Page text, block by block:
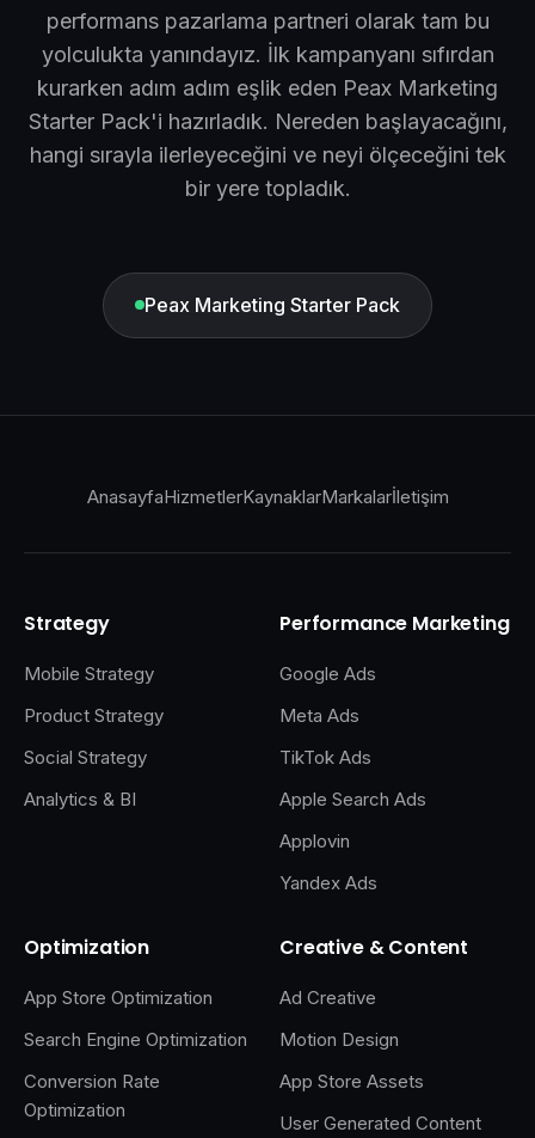
performans pazarlama partneri olarak tam bu
yolculukta yanındayız. İlk kampanyanı sıfırdan
kurarken adım adım eşlik eden Peax Marketing
Starter Pack'i hazırladık. Nereden başlayacağını,
hangi sırayla ilerleyeceğini ve neyi ölçeceğini tek
bir yere topladık.
Peax Marketing Starter Pack
AnasayfaHizmetlerKaynaklarMarkalarİletişim
Strategy
Mobile Strategy
Product Strategy
Social Strategy
Analytics & BI
Performance Marketing
Google Ads
Meta Ads
TikTok Ads
Apple Search Ads
Applovin
Yandex Ads
Optimization
App Store Optimization
Search Engine Optimization
Conversion Rate
Optimization
Creative & Content
Ad Creative
Motion Design
App Store Assets
User Generated Content